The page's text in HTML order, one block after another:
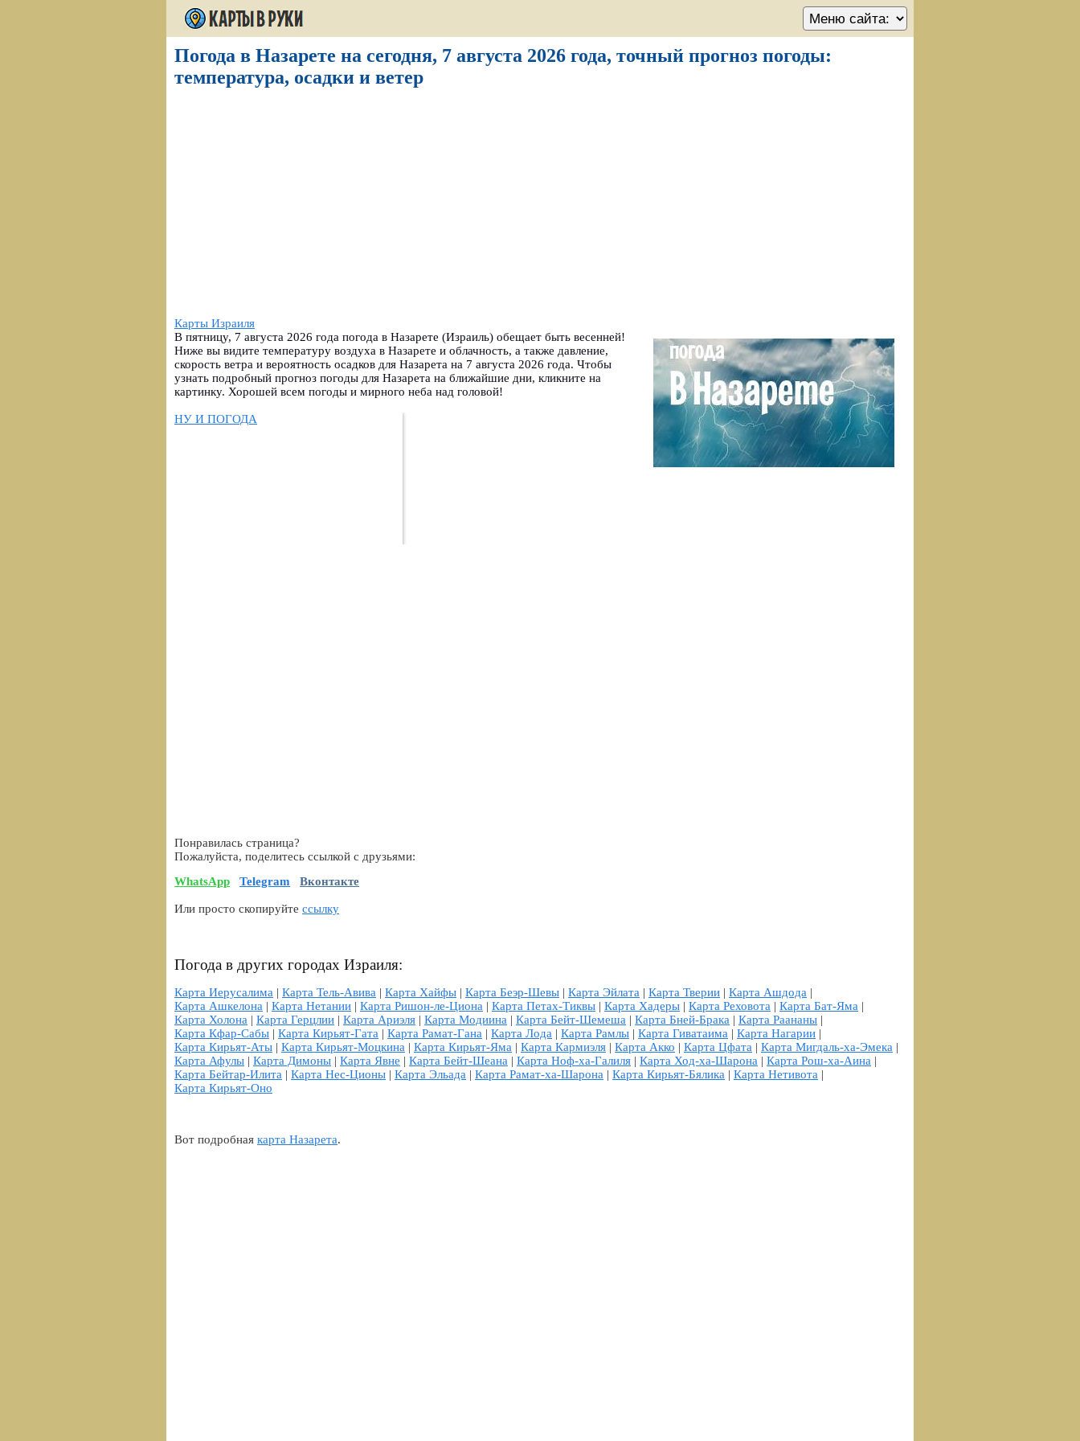
Погода в Назарете на сегодня, 7 августа 2026 года, точный прогноз погоды:
температура, осадки и ветер
Карты Израиля
В пятницу, 7 августа 2026 года погода в Назарете (Израиль) обещает быть весенней!
Ниже вы видите температуру воздуха в Назарете и облачность, а также давление,
скорость ветра и вероятность осадков для Назарета на 7 августа 2026 года. Чтобы
узнать подробный прогноз погоды для Назарета на ближайшие дни, кликните на
картинку. Хорошей всем погоды и мирного неба над головой!
НУ И ПОГОДА
Понравилась страница?
Пожалуйста, поделитесь ссылкой с друзьями:
WhatsApp
Telegram Вконтакте
Или просто скопируйте ссылку
Погода в других городах Израиля:
Карта Иерусалима | Карта Тель-Авива | Карта Хайфы | Карта Беэр-Шевы | Карта Эйлата | Карта Тверии | Карта Ашдода |
Карта Ашкелона | Карта Нетании | Карта Ришон-ле-Циона | Карта Петах-Тиквы | Карта Хадеры | Карта Реховота | Карта Бат-Яма |
Карта Холона | Карта Герцлии | Карта Ариэля | Карта Модиина | Карта Бейт-Шемеша | Карта Бней-Брака | Карта Раананы |
Карта Кфар-Сабы | Карта Кирьят-Гата | Карта Рамат-Гана | Карта Лода | Карта Рамлы | Карта Гиватаима | Карта Нагарии |
Карта Кирьят-Аты | Карта Кирьят-Моцкина | Карта Кирьят-Яма | Карта Кармиэля | Карта Акко | Карта Цфата | Карта Мигдаль-ха-Эмека |
Карта Афулы | Карта Димоны | Карта Явне | Карта Бейт-Шеана | Карта Ноф-ха-Галиля | Карта Ход-ха-Шарона | Карта Рош-ха-Аина |
Карта Бейтар-Илита | Карта Нес-Ционы | Карта Эльада | Карта Рамат-ха-Шарона | Карта Кирьят-Бялика | Карта Нетивота |
Карта Кирьят-Оно
Вот подробная карта Назарета.